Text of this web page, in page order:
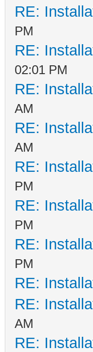
RE:
PM
RE:
02:01 PM
RE:
AM
RE:
AM
RE:
PM
RE:
PM
RE:
PM
RE:
RE:
AM
RE: